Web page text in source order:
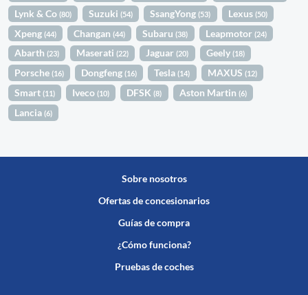
Lynk & Co(80) Suzuki(54) SsangYong(53) Lexus (50)
Xpeng(44) Changan(44) Subaru(38) Leapmotor (24)
Abarth(23) Maserati(22) Jaguar(20) Geely (18)
Porsche(16) Dongfeng(16) Tesla(14) MAXUS (12)
Smart(11) Iveco(10) DFSK(8) Aston Martin (6)
Lancia(6)
Sobre nosotros
Ofertas de concesionarios
Guías de compra
¿Cómo funciona?
Pruebas de coches